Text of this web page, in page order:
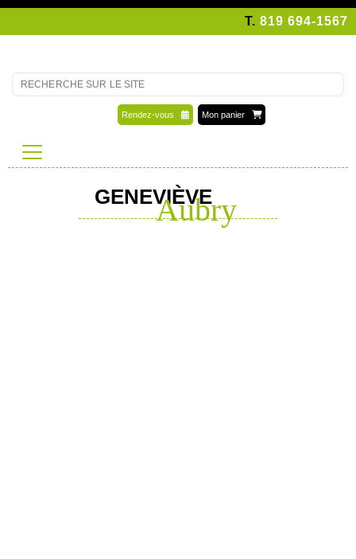
T. 819 694-1567
Rendez-vous Mon panier
GENEVIÈVE
Aubry